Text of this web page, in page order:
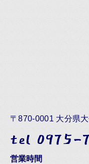
〒870-0001 大分県
tel 0975-
営業時間